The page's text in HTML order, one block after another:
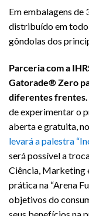
Em embalagens
distribuído em todo
gôndolas dos
Parceria com a
Gatorade® Zero
diferentes frentes.
de experimentar o
aberta e gratuita, no
levará a palestra
será possível a
Ciência, Marketing
prática na “Arena
objetivos do